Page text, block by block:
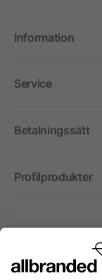
Information
Service
Betalningssätt
Profilprodukter